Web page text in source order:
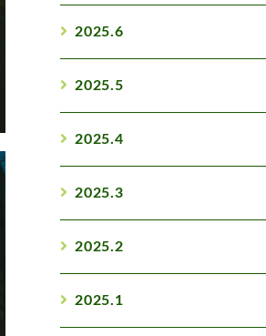
2025.6
2025.5
2025.4
2025.3
2025.2
2025.1